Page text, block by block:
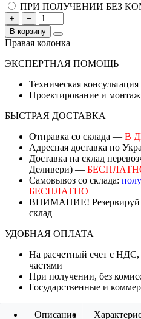
ПРИ ПОЛУЧЕНИИ БЕЗ
+
−
В корзину
Правая колонка
ЭКСПЕРТНАЯ ПОМОЩЬ
Техническая
Проектирование и монтаж
БЫСТРАЯ ДОСТАВКА
Отправка со склада — В
Адресная доставка по
Доставка на склад
Деливери) —
Самовывоз со склада:
БЕСПЛАТНО
ВНИМАНИЕ!
склад
УДОБНАЯ ОПЛАТА
На расчетный счет с НДС,
частями
При получении, без
Государственные и
Описание